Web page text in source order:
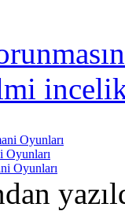
Oyunları
Oyunları
Oyunları